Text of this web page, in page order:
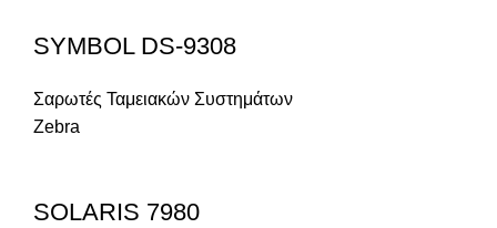
SYMBOL DS-9308
Σαρωτές Ταμειακών Συστημάτων
Zebra
SOLARIS 7980